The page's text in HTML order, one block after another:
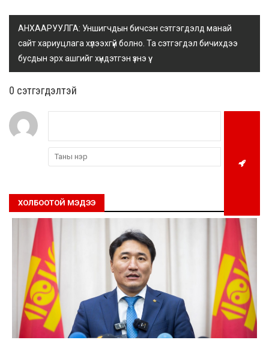
АНХААРУУЛГА: Уншигчдын бичсэн сэтгэгдэлд манай
сайт хариуцлага хүлээхгүй болно. Та сэтгэгдэл бичихдээ
бусдын эрх ашгийг хүндэтгэн үзнэ үү.
0 cэтгэгдэлтэй
ХОЛБООТОЙ МЭДЭЭ